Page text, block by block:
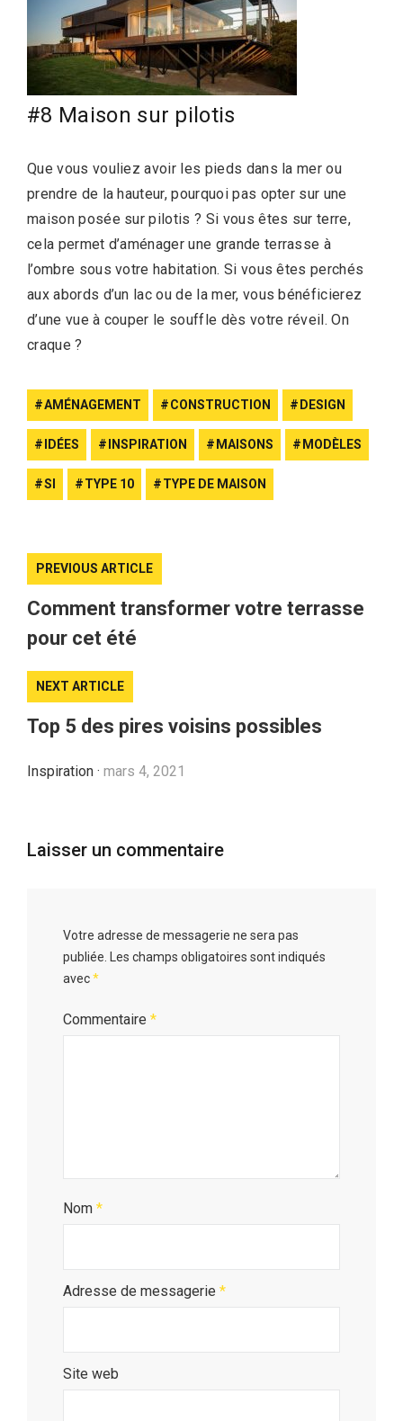
#8 Maison sur pilotis
Que vous vouliez avoir les pieds dans la mer ou
prendre de la hauteur, pourquoi pas opter sur une
maison posée sur pilotis ? Si vous êtes sur terre,
cela permet d’aménager une grande terrasse à
l’ombre sous votre habitation. Si vous êtes perchés
aux abords d’un lac ou de la mer, vous bénéficierez
d’une vue à couper le souffle dès votre réveil. On
craque ?
AMÉNAGEMENT CONSTRUCTION DESIGN
IDÉES INSPIRATION MAISONS MODÈLES
SI TYPE 10 TYPE DE MAISON
PREVIOUS ARTICLE
Comment transformer votre terrasse
pour cet été
NEXT ARTICLE
Top 5 des pires voisins possibles
Inspiration · mars 4, 2021
Laisser un commentaire
Votre adresse de messagerie ne sera pas
publiée. Les champs obligatoires sont indiqués
avec*
Commentaire *
Nom *
Adresse de messagerie *
Site web